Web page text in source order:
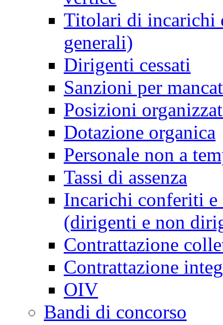
Titolari di incarichi
generali)
Dirigenti cessati
Sanzioni per
Posizioni
Dotazione organica
Personale non a
Tassi di assenza
Incarichi conferiti
(dirigenti e non
Contrattazione
Contrattazione
OIV
Bandi di concorso